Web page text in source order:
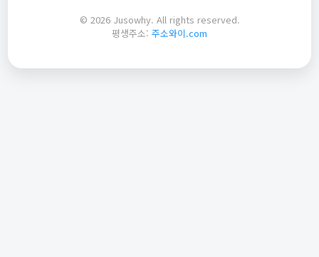
© 2026 Jusowhy. All rights reserved.
평생주소: 주소와이.com